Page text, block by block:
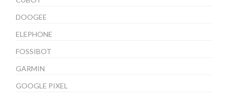
DOOGEE
ELEPHONE
FOSSIBOT
GARMIN
GOOGLE PIXEL